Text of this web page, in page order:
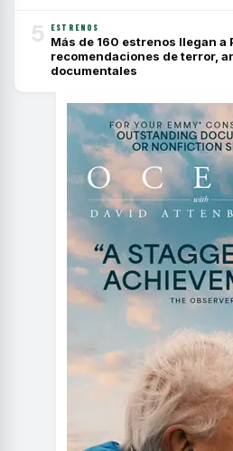
5 ESTRENOS
Más de 160 estrenos llegan a
recomendaciones de terror,
documentales